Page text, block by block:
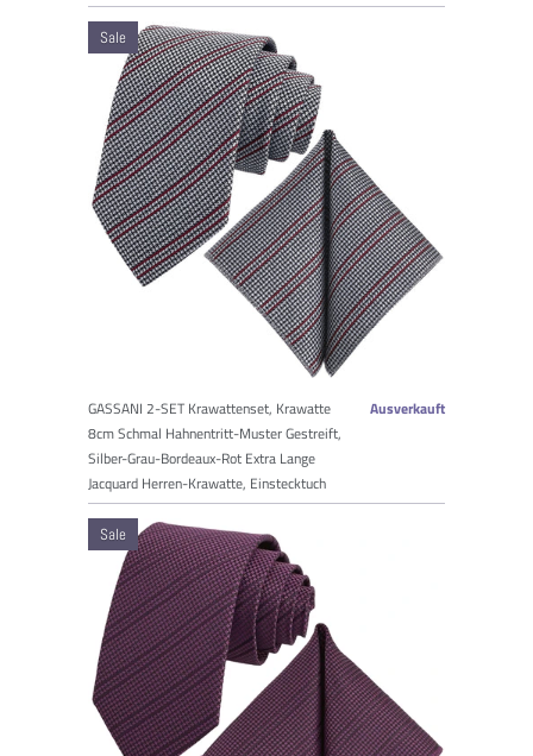
GASSANI 2-SET Krawattenset, Krawatte
8cm Schmal Hahnentritt-Muster Gestreift,
Silber-Grau-Bordeaux-Rot Extra Lange
Jacquard Herren-Krawatte, Einstecktuch
Ausverkauft
Sale
Sale